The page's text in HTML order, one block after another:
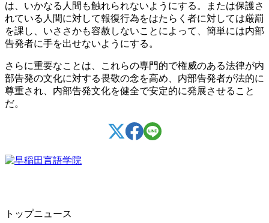
は、いかなる人間も触れられないようにする。または保護さ
れている人間に対して報復行為をはたらく者に対しては厳罰
を課し、いささかも容赦しないことによって、簡単には内部
告発者に手を出せないようにする。
さらに重要なことは、これらの専門的で権威のある法律が内
部告発の文化に対する畏敬の念を高め、内部告発者が法的に
尊重され、内部告発文化を健全で安定的に発展させること
だ。
トップニュース